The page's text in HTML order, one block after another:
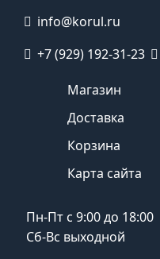
info@korul.ru
+7 (929) 192-31-23
Магазин
Доставка
Корзина
Карта сайта
Пн-Пт с 9:00 до 18:00
Сб-Вс выходной